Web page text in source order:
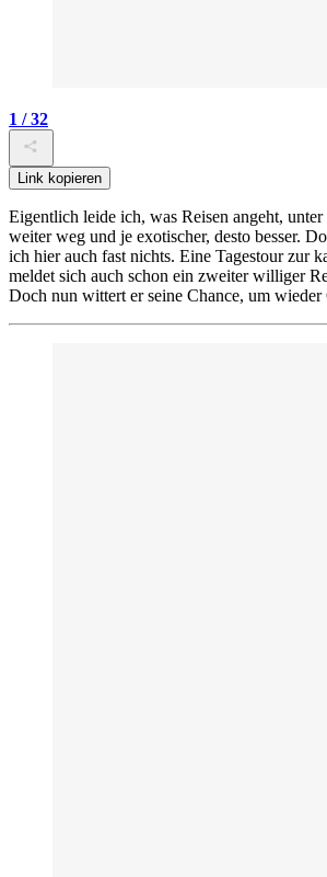
1 / 32
Link kopieren
Eigentlich leide ich, was Reisen angeht,
weiter weg und je exotischer, desto besser.
ich hier auch fast nichts. Eine Tagestour zur
meldet sich auch schon ein zweiter williger
Doch nun wittert er seine Chance, um